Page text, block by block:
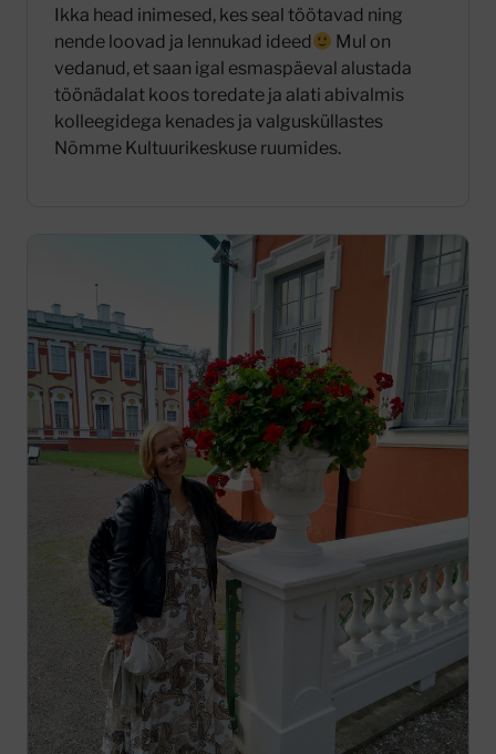
Ikka head inimesed, kes seal töötavad ning
nende loovad ja lennukad ideed
Mul on
vedanud, et saan igal esmaspäeval alustada
töönädalat koos toredate ja alati abivalmis
kolleegidega kenades ja valgusküllastes
Nõmme Kultuurikeskuse ruumides.